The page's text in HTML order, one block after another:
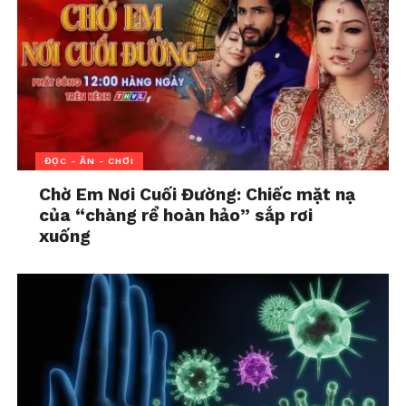
chứng trầm cảm cao hơn 38% ở độ tuổi lên 8 so với
trẻ em sinh thứ hai hoặc muộn hơn. Các nhà
nghiên cứu đã kiểm soát các yếu tố khác, bao gồm
tiền sử sức khỏe tâm thần của trẻ và mẹ.
Mặc dù nghiên cứu không xem xét lý do tại sao
con đầu lòng và con một có nhiều khả năng mắc
những chẩn đoán này hơn, nhưng nó xác định thứ
tự sinh là một dấu hiệu tiềm ẩn của nguy cơ (trong
số nhiều yếu tố khác) mắc chứng lo âu và trầm cảm.
Caleb Cox, trưởng bộ phận nghiên cứu và khoa học
“bổ sung thêm hiểu biết của chúng ta về các yếu tố
nguy cơ ở trẻ em”.
“Lo âu và trầm cảm không có nguyên nhân duy
nhất, vì vậy việc hiểu rõ những yếu tố nào có thể
ảnh hưởng đến trẻ có thể giúp cả cha mẹ và bác sĩ
ĐỌC - ĂN - CHƠI
Chờ Em Nơi Cuối Đường: Chiếc mặt nạ
của “chàng rể hoàn hảo” sắp rơi
xuống